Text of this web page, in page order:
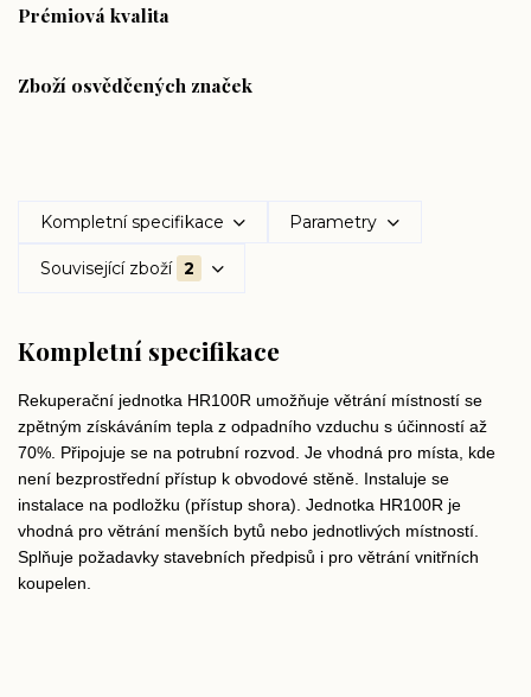
Prémiová kvalita
Zboží osvědčených značek
Kompletní specifikace Parametry
Související zboží 2
Kompletní specifikace
Rekuperační jednotka HR100R umožňuje větrání místností se
zpětným získáváním tepla z odpadního vzduchu s účinností až
70%. Připojuje se na potrubní rozvod. Je vhodná pro místa, kde
není bezprostřední přístup k obvodové stěně. Instaluje se
instalace na podložku (přístup shora). Jednotka HR100R je
vhodná pro větrání menších bytů nebo jednotlivých místností.
Splňuje požadavky stavebních předpisů i pro větrání vnitřních
koupelen.